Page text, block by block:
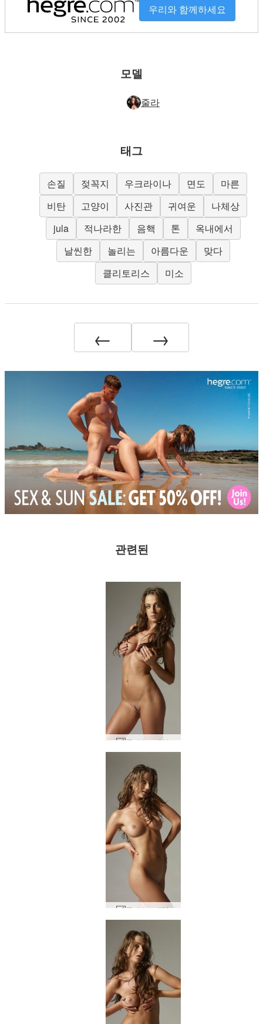
우리와 함께하세요
모델
줄라
태그
손질 젖꼭지 우크라이나 면도
마른
비탄
고양이 사진관 귀여운
나체상
jula
적나라한 음핵 톤
옥내에서
날씬한
놀리는 아름다운
맞다
클리토리스
미소
← →
관련된
줄라 누드 #41
줄라 누드 #89